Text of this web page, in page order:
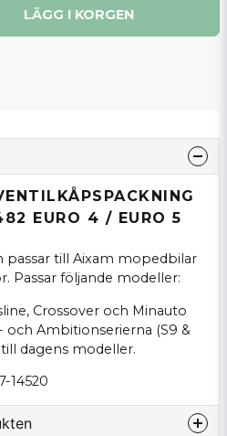
LÄGG I KORGEN
EURO 4 / EURO 5
till Aixam mopedbilar
Passar följande modeller:
Crossover och Minauto
och Ambitionserierna (S9 &
dagens modeller.
14520